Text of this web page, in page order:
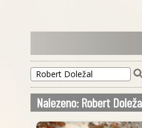
Nalezeno: Robert